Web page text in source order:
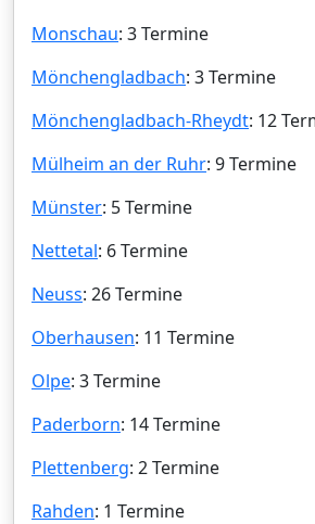
Monschau: 3 Termine
Mönchengladbach: 3 Termine
Mönchengladbach-Rheydt: 12
Mülheim an der Ruhr: 9 Termine
Münster: 5 Termine
Nettetal: 6 Termine
Neuss: 26 Termine
Oberhausen: 11 Termine
Olpe: 3 Termine
Paderborn: 14 Termine
Plettenberg: 2 Termine
Rahden: 1 Termine